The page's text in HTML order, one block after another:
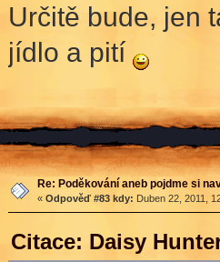
Určitě bude, jen
jídlo a pití
Re: Poděkování aneb pojdme si
« Odpověď #83 kdy: Duben 22, 2011,
Citace: Daisy